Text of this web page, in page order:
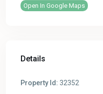
Open In Google Maps
Details
Property Id: 32352